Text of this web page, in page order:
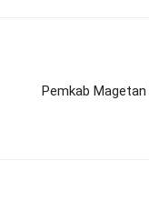
Pemkab Magetan